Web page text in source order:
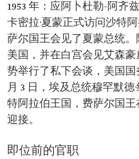
1953 年：应阿卜杜勒-阿齐
卡密拉·夏蒙正式访问沙特
萨尔国王会见了夏蒙总统。
美国，并在白宫会见艾森
势举行了私下会谈，美国
月 3 日，埃及总统穆罕默
特阿拉伯王国，费萨尔国
迎接。
即位前的官职